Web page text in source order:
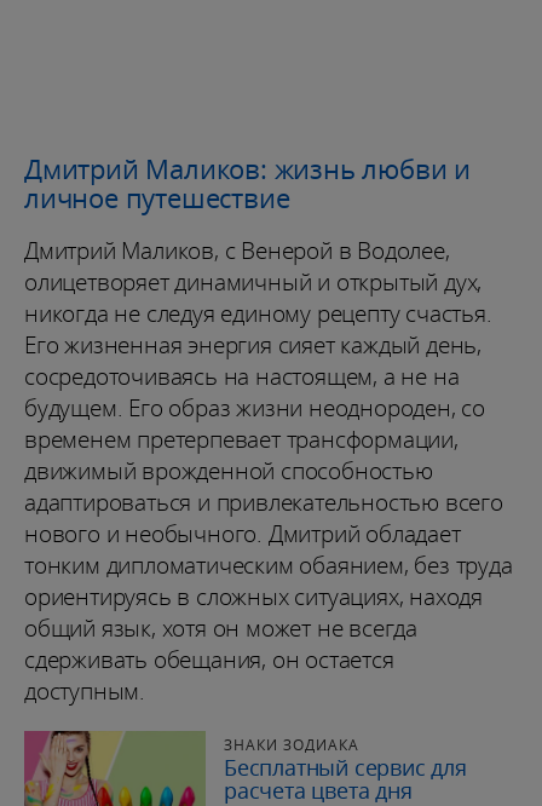
Дмитрий Маликов: жизнь любви и
личное путешествие
Дмитрий Маликов, с Венерой в Водолее,
олицетворяет динамичный и открытый дух,
никогда не следуя единому рецепту счастья.
Его жизненная энергия сияет каждый день,
сосредоточиваясь на настоящем, а не на
будущем. Его образ жизни неоднороден, со
временем претерпевает трансформации,
движимый врожденной способностью
адаптироваться и привлекательностью всего
нового и необычного. Дмитрий обладает
тонким дипломатическим обаянием, без труда
ориентируясь в сложных ситуациях, находя
общий язык, хотя он может не всегда
сдерживать обещания, он остается
доступным.
ЗНАКИ ЗОДИАКА
Бесплатный сервис для
расчета цвета дня